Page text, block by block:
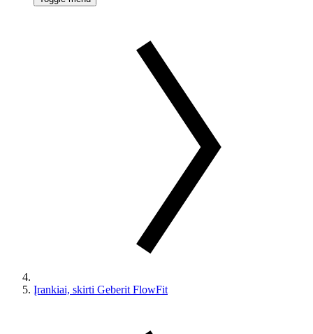
Įrankiai, skirti Geberit FlowFit